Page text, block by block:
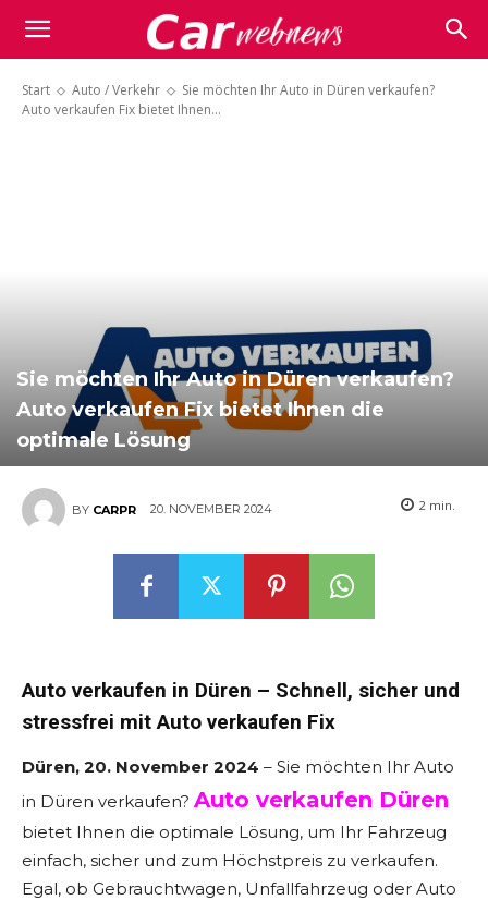
Carwebnews.com
Start Auto / Verkehr
Sie möchten Ihr Auto in Düren verkaufen?
Auto verkaufen Fix bietet Ihnen...
Sie möchten Ihr Auto in Düren verkaufen?
Auto verkaufen Fix bietet Ihnen die
optimale Lösung
BY CARPR 20. NOVEMBER 2024 2 min.
Auto verkaufen in Düren – Schnell, sicher und
stressfrei mit Auto verkaufen Fix
Düren, 20. November 2024 – Sie möchten Ihr Auto
in Düren verkaufen? Auto verkaufen Düren
bietet Ihnen die optimale Lösung, um Ihr Fahrzeug
einfach, sicher und zum Höchstpreis zu verkaufen.
Egal, ob Gebrauchtwagen, Unfallfahrzeug oder Auto